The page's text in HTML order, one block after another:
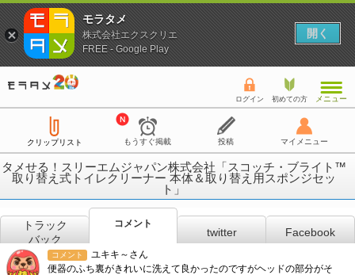
ログイン 初めての方 メニュー
クリップリスト もうすぐ掲載 投稿 マイメニュー
タメせる！スリーエムジャパン株式会社「スコッチ・ブライト™
取り替え式トイレクリーナー 本体＆取り替え用スポンジセッ
ト」
トラック
バック
コメント
twitter Facebook
コメント
ユキキ～さん
便器のふち裏がきれいに洗えて良かったのですがヘッドの部分がそ
モラタメ
株式会社エクスクリエ
FREE - Google Play
開く